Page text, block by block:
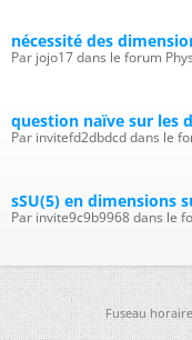
nécessité des
Par jojo17 dans le forum
question naïve sur les
Par invitefd2dbdcd dans le
sSU(5) en dimensions
Par invite9c9b9968 dans le
Fuseau